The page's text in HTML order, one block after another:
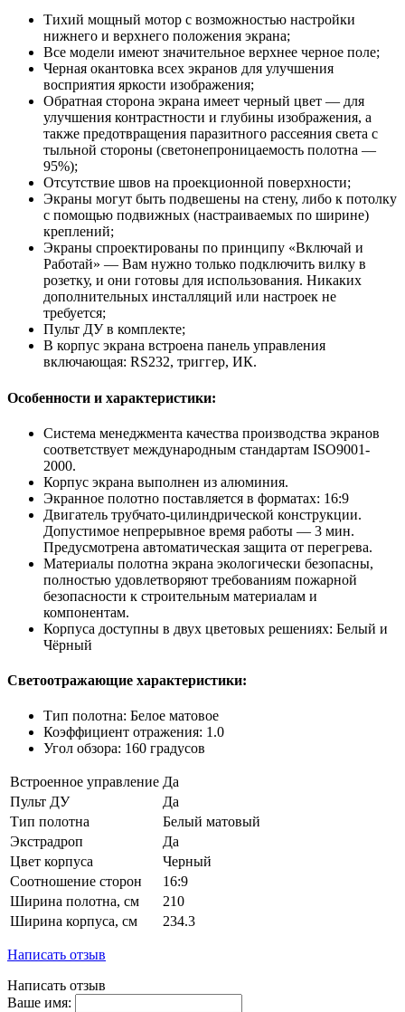
Тихий мощный мотор с возможностью настройки
нижнего и верхнего положения экрана;
Все модели имеют значительное верхнее черное поле;
Черная окантовка всех экранов для улучшения
восприятия яркости изображения;
Обратная сторона экрана имеет черный цвет — для
улучшения контрастности и глубины изображения, а
также предотвращения паразитного рассеяния света с
тыльной стороны (светонепроницаемость полотна —
95%);
Отсутствие швов на проекционной поверхности;
Экраны могут быть подвешены на стену, либо к потолку
с помощью подвижных (настраиваемых по ширине)
креплений;
Экраны спроектированы по принципу «Включай и
Работай» — Вам нужно только подключить вилку в
розетку, и они готовы для использования. Никаких
дополнительных инсталляций или настроек не
требуется;
Пульт ДУ в комплекте;
В корпус экрана встроена панель управления
включающая: RS232, триггер, ИК.
Особенности и характеристики:
Система менеджмента качества производства экранов
соответствует международным стандартам ISO9001-
2000.
Корпус экрана выполнен из алюминия.
Экранное полотно поставляется в форматах: 16:9
Двигатель трубчато-цилиндрической конструкции.
Допустимое непрерывное время работы — 3 мин.
Предусмотрена автоматическая защита от перегрева.
Материалы полотна экрана экологически безопасны,
полностью удовлетворяют требованиям пожарной
безопасности к строительным материалам и
компонентам.
Корпуса доступны в двух цветовых решениях: Белый и
Чёрный
Светоотражающие характеристики:
Тип полотна: Белое матовое
Коэффициент отражения: 1.0
Угол обзора: 160 градусов
Встроенное управление Да
Пульт ДУ
Да
Тип полотна
Белый матовый
Экстрадроп
Да
Цвет корпуса
Черный
Соотношение сторон
16:9
Ширина полотна, см
210
Ширина корпуса, см
234.3
Написать отзыв
Написать отзыв
Ваше имя: